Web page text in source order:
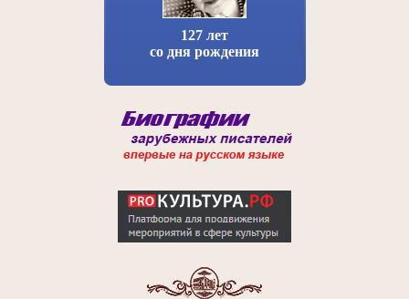
127 лет
со дня рождения